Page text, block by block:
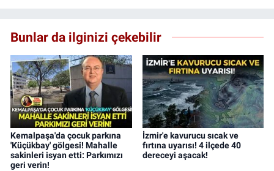
Bunlar da ilginizi çekebilir
Kemalpaşa'da çocuk parkına
'Küçükbay' gölgesi! Mahalle
sakinleri isyan etti: Parkımızı
geri verin!
İzmir'e kavurucu sıcak ve
fırtına uyarısı! 4 ilçede 40
dereceyi aşacak!